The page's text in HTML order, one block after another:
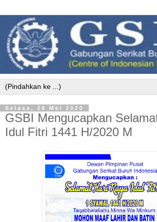
Selasa, 26 Mei 2020
GSBI Mengucapkan
Idul Fitri 1441 H/2020 M